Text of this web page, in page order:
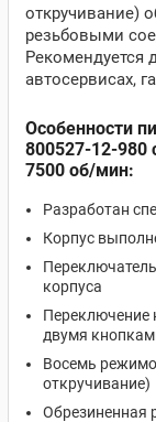
откручивание)
резьбовыми
Рекомендуется
автосервисах,
Особенности
800527-12-980
7500 об/мин:
Разработан
Корпус
корпуса
Переключение
двумя
Восемь
откручивание)
Обрезиненная